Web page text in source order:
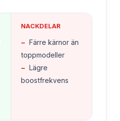
NACKDELAR
− Färre kärnor än
toppmodeller
− Lägre
boostfrekvens